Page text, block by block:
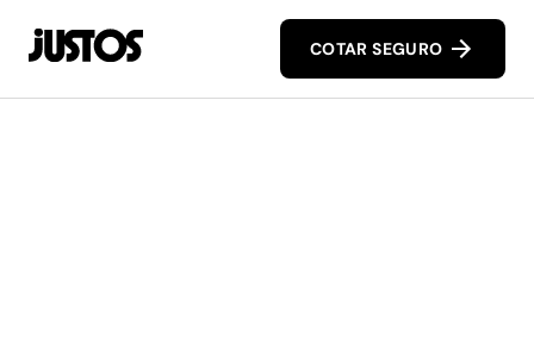
COTAR SEGURO